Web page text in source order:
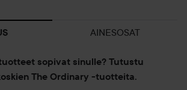
AINESOSAT
sopivat sinulle? Tutustu
The Ordinary -tuotteita.